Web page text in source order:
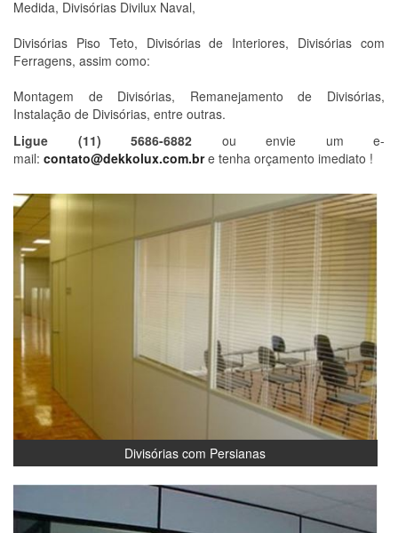
Medida, Divisórias Divilux Naval,
Divisórias Piso Teto, Divisórias de Interiores, Divisórias com
Ferragens, assim como:
Montagem de Divisórias, Remanejamento de Divisórias,
Instalação de Divisórias, entre outras.
Ligue (11) 5686-6882 ou envie um e-
mail: contato@dekkolux.com.bre tenha orçamento imediato !
Divisórias com Persianas